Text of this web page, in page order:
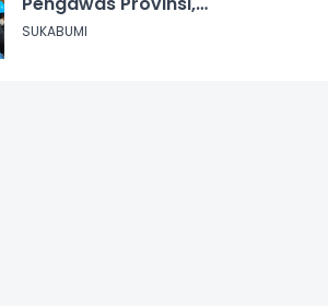
Disnakertrans Sukabumi Terus
SUKABUMI